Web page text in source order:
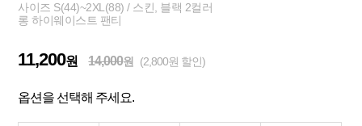
사이즈 S(44)~2XL(88) / 스킨, 블랙 2컬러
롱 하이웨이스트 팬티
11,200원 14,000원 (2,800원 할인)
옵션을 선택해 주세요.